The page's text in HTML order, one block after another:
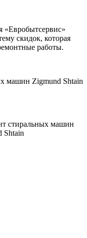
«Евробытсервис»
скидок, которая
работы.
машин Zigmund Shtain